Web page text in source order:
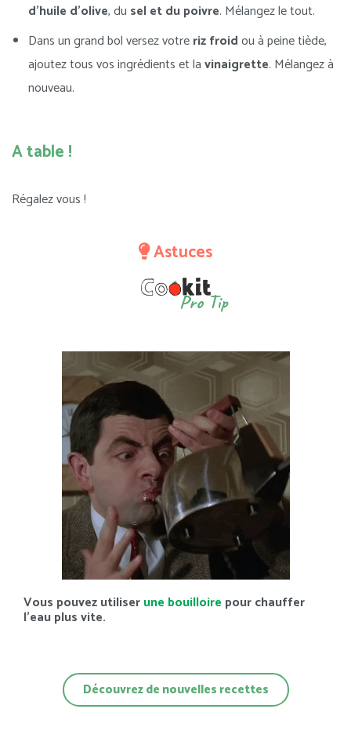
d’huile d’olive, du sel et du poivre. Mélangez le tout.
Dans un grand bol versez votreriz froidou à peine tiède,
ajoutez tous vos ingrédients et lavinaigrette. Mélangez à
nouveau.
A table !
Régalez vous !
Astuces
Pro Tip
Vous pouvez utiliserune bouilloire pour chauffer
l’eau plus vite.
Découvrez de nouvelles recettes